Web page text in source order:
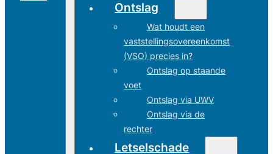
Ontslag
Wat houdt een
vaststellingsovereenkomst
(VSO) precies in?
Ontslag op staande
voet
Ontslag via UWV
Ontslag via de
rechter
Letselschade